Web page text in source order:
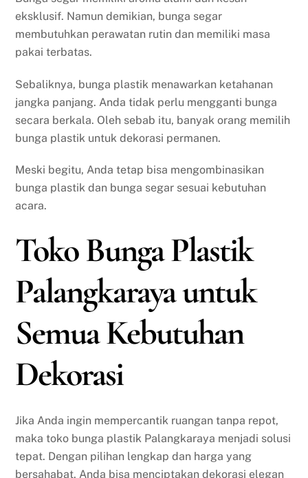
eksklusif. Namun demikian, bunga segar
membutuhkan perawatan rutin dan memiliki masa
pakai terbatas.
Sebaliknya, bunga plastik menawarkan ketahanan
jangka panjang. Anda tidak perlu mengganti bunga
secara berkala. Oleh sebab itu, banyak orang memilih
bunga plastik untuk dekorasi permanen.
Meski begitu, Anda tetap bisa mengombinasikan
bunga plastik dan bunga segar sesuai kebutuhan
acara.
Toko Bunga Plastik
Palangkaraya untuk
Semua Kebutuhan
Dekorasi
Jika Anda ingin mempercantik ruangan tanpa repot,
maka toko bunga plastik Palangkaraya menjadi solusi
tepat. Dengan pilihan lengkap dan harga yang
bersahabat, Anda bisa menciptakan dekorasi elegan